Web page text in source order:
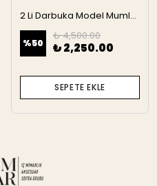
2 Li Darbuka Model Mumluk
%50
₺ 4,500.00
₺ 2,250.00
SEPETE EKLE